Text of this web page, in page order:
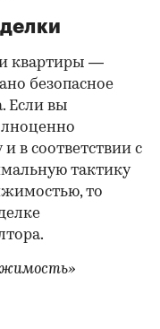
квартиры —
безопасное
Если вы
в соответствии с
тактику
то